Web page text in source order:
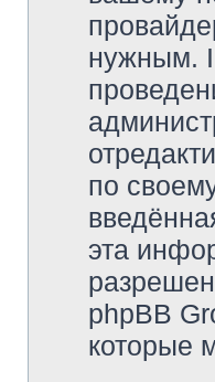
нужным.
по
эта
phpBB
которые